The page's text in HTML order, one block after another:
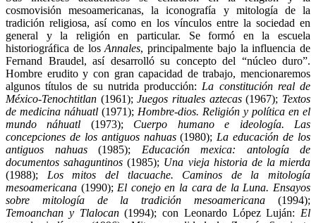
cosmovisión mesoamericanas, la iconografía y mitología de la
tradición religiosa, así como en los vínculos entre la sociedad en
general y la religión en particular. Se formó en la escuela
historiográfica de losAnnales, principalmente bajo la influencia de
Fernand Braudel, así desarrolló su concepto del “núcleo duro”.
Hombre erudito y con gran capacidad de trabajo, mencionaremos
algunos títulos de su nutrida producción: La constitución real de
México-Tenochtitlan (1961);Juegos rituales aztecas(1967); Textos
de medicina náhuatl (1971); Hombre-dios. Religión y política en el
mundo náhuatl (1973); Cuerpo humano e ideología. Las
concepciones de los antiguos nahuas(1980); La educación de los
antiguos nahuas(1985); Educación mexica: antología de
documentos sahaguntinos (1985); Una vieja historia de la mierda
(1988); Los mitos del tlacuache. Caminos de la mitología
mesoamericana (1990); El conejo en la cara de la Luna. Ensayos
sobre mitología de la tradición mesoamericana (1994);
Temoanchan y Tlalocan(1994); con Leonardo López Luján: El